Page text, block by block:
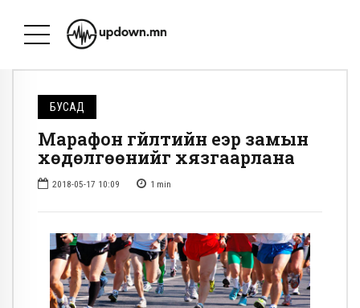
БУСАД
Марафон гүйлтийн үеэр замын
хөдөлгөөнийг хязгаарлана
2018-05-17 10:09 1 min